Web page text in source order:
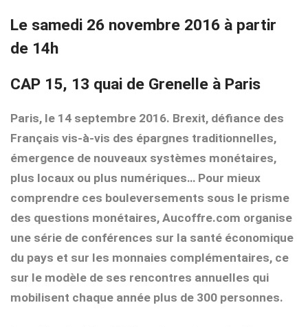
Le samedi 26 novembre 2016 à partir
de 14h
CAP 15, 13 quai de Grenelle à Paris
Paris, le 14 septembre 2016. Brexit, défiance des
Français vis-à-vis des épargnes traditionnelles,
émergence de nouveaux systèmes monétaires,
plus locaux ou plus numériques… Pour mieux
comprendre ces bouleversements sous le prisme
des questions monétaires, Aucoffre.com organise
une série de conférences sur la santé économique
du pays et sur les monnaies complémentaires, ce
sur le modèle de ses rencontres annuelles qui
mobilisent chaque année plus de 300 personnes.